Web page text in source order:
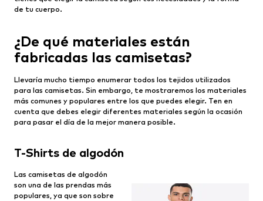
de tu cuerpo.
¿De qué materiales están
fabricadas las camisetas?
Llevaría mucho tiempo enumerar todos los tejidos utilizados
para las camisetas. Sin embargo, te mostraremos los materiales
más comunes y populares entre los que puedes elegir. Ten en
cuenta que debes elegir diferentes materiales según la ocasión
para pasar el día de la mejor manera posible.
T-Shirts de algodón
Las camisetas de algodón
son una de las prendas más
populares, ya que son sobre